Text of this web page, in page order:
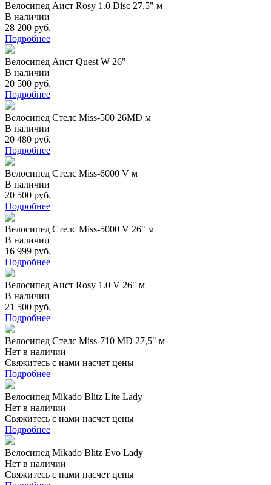
Велосипед Аист Rosy 1.0 Disc 27,5" м
В наличии
28 200 руб.
Подробнее
Велосипед Аист Quest W 26"
В наличии
20 500 руб.
Подробнее
Велосипед Стелс Miss-500 26MD м
В наличии
20 480 руб.
Подробнее
Велосипед Стелс Miss-6000 V м
В наличии
20 500 руб.
Подробнее
Велосипед Стелс Miss-5000 V 26" м
В наличии
16 999 руб.
Подробнее
Велосипед Аист Rosy 1.0 V 26" м
В наличии
21 500 руб.
Подробнее
Велосипед Стелс Miss-710 MD 27,5" м
Нет в наличии
Свяжитесь с нами насчет цены
Подробнее
Велосипед Mikado Blitz Lite Lady
Нет в наличии
Свяжитесь с нами насчет цены
Подробнее
Велосипед Mikado Blitz Evo Lady
Нет в наличии
Свяжитесь с нами насчет цены